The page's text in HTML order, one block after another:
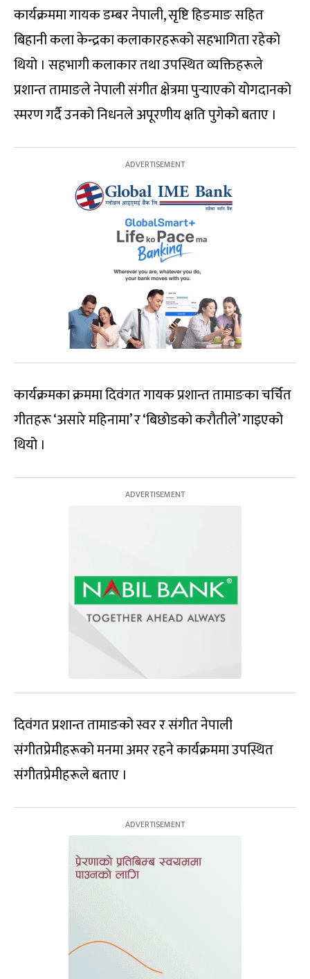
कार्यक्रममा गायक डम्बर नेपाली, सृष्टि हिङमाङ सहित
बिहानी कला केन्द्रका कलाकारहरूको सहभागिता रहेको
थियो । सहभागी कलाकार तथा उपस्थित व्यक्तिहरूले
प्रशान्त तामाङले नेपाली संगीत क्षेत्रमा पुर्‍याएको योगदानको
स्मरण गर्दै उनको निधनले अपूरणीय क्षति पुगेको बताए ।
कार्यक्रमका क्रममा दिवंगत गायक प्रशान्त तामाङका चर्चित
गीतहरू ‘असारे महिनामा’ र ‘बिछोडको करौतीले’ गाइएको
थियो ।
दिवंगत प्रशान्त तामाङको स्वर र संगीत नेपाली
संगीतप्रेमीहरूको मनमा अमर रहने कार्यक्रममा उपस्थित
संगीतप्रेमीहरूले बताए ।